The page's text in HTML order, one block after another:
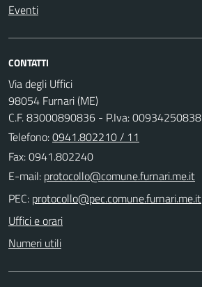
Eventi
CONTATTI
Via degli Uffici
98054 Furnari (ME)
C.F. 83000890836 - P.Iva: 00934250838
Telefono:0941.802210 / 11
Fax: 0941.802240
E-mail:
PEC:
Uffici e orari
Numeri utili